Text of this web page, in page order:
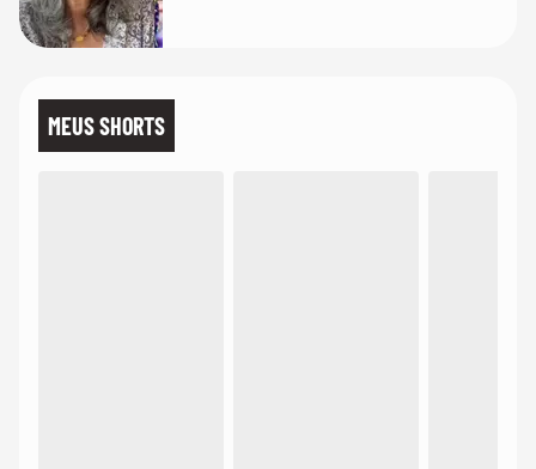
MEUS SHORTS